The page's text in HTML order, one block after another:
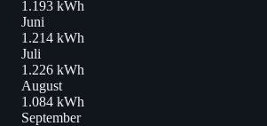
1.193 kWh
Juni
1.214 kWh
Juli
1.226 kWh
August
1.084 kWh
September